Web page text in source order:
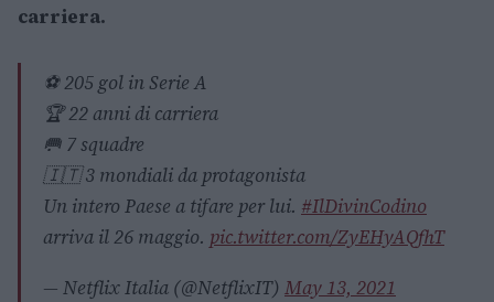
carriera.
⚽️ 205 gol in Serie A
🏆 22 anni di carriera
🥅 7 squadre
🇮🇹 3 mondiali da protagonista
Un intero Paese a tifare per lui. #IlDivinCodino
arriva il 26 maggio. pic.twitter.com/ZyEHyAQfhT
— Netflix Italia (@NetflixIT) May 13, 2021